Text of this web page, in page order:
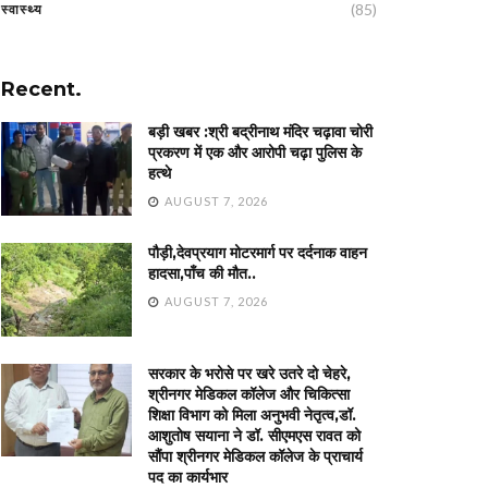
स्वास्थ्य (85)
Recent.
बड़ी खबर :श्री बद्रीनाथ मंदिर चढ़ावा चोरी
प्रकरण में एक और आरोपी चढ़ा पुलिस के
हत्थे
AUGUST 7, 2026
पौड़ी,देवप्रयाग मोटरमार्ग पर दर्दनाक वाहन
हादसा,पाँच की मौत..
AUGUST 7, 2026
सरकार के भरोसे पर खरे उतरे दो चेहरे,
श्रीनगर मेडिकल कॉलेज और चिकित्सा
शिक्षा विभाग को मिला अनुभवी नेतृत्व,डॉ.
आशुतोष सयाना ने डॉ. सीएमएस रावत को
सौंपा श्रीनगर मेडिकल कॉलेज के प्राचार्य
पद का कार्यभार